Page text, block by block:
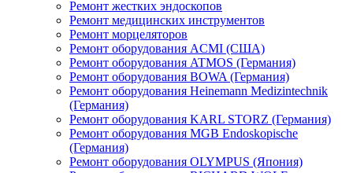
Ремонт жестких эндоскопов
Ремонт медицинских инструментов
Ремонт морцеляторов
Ремонт оборудования ACMI (США)
Ремонт оборудования ATMOS (Германия)
Ремонт оборудования BOWA (Германия)
Ремонт оборудования Heinemann Medizintechnik
(Германия)
Ремонт оборудования KARL STORZ (Германия)
Ремонт оборудования MGB Endoskopische
(Германия)
Ремонт оборудования OLYMPUS (Япония)